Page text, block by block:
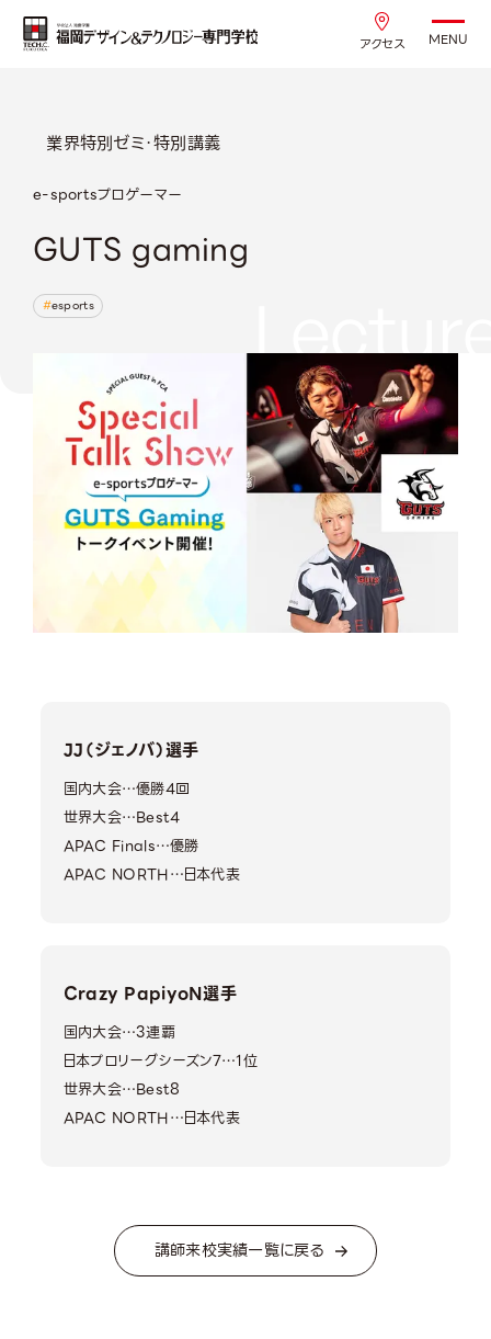
アクセス MENU
業界特別ゼミ・特別講義
e-sportsプロゲーマー
GUTS gaming
esports
JJ（ジェノバ）選手
国内大会…優勝4回
世界大会…Best4
APAC Finals…優勝
APAC NORTH…日本代表
Crazy PapiyoN選手
国内大会…3連覇
日本プロリーグシーズン7…1位
世界大会…Best8
APAC NORTH…日本代表
講師来校実績一覧に戻る